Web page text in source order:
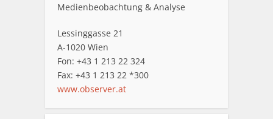
Medienbeobachtung & Analyse
Lessinggasse 21
A-1020 Wien
Fon: +43 1 213 22 324
Fax: +43 1 213 22 *300
www.observer.at